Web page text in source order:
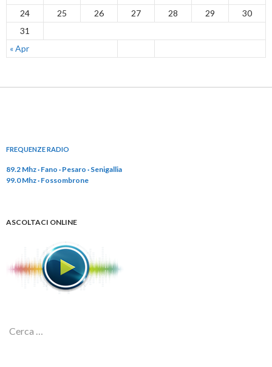
« Apr
24
25 26 27 28 29
30
31
FREQUENZE RADIO
89.2 Mhz · Fano · Pesaro · Senigallia
99.0 Mhz · Fossombrone
ASCOLTACI ONLINE
R